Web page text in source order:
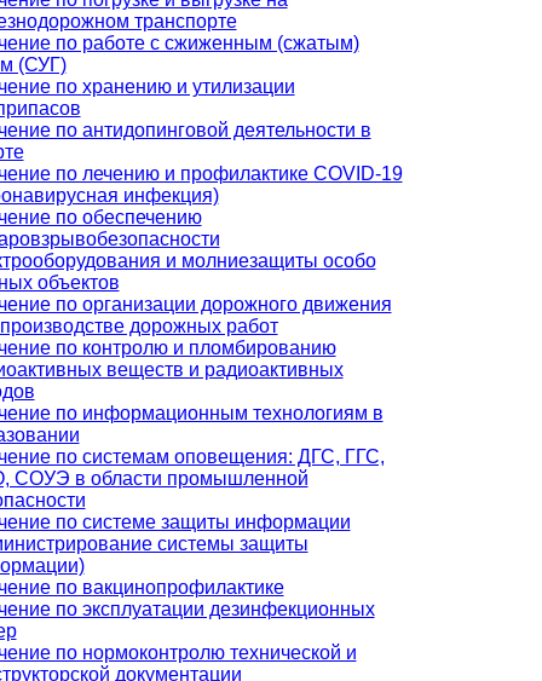
транспорте
по работе с сжиженным (сжатым)
(СУГ)
по хранению и утилизации
по антидопинговой деятельности в
по лечению и профилактике COVID-19
инфекция)
по обеспечению
и молниезащиты особо
объектов
по организации дорожного движения
дорожных работ
по контролю и пломбированию
веществ и радиоактивных
по информационным технологиям в
по системам оповещения: ДГС, ГГС,
СОУЭ в области промышленной
по системе защиты информации
системы защиты
по вакцинопрофилактике
по эксплуатации дезинфекционных
по нормоконтролю технической и
документации